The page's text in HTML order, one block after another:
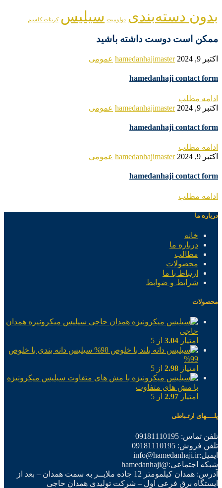
بدون دسته‌بندی دولومیت سیلیس کربنات کلسیم
ممکن است دوست داشته باشید
اکتبر 9, 2024 hamedanhajimaster عمومی
hamedanhaji contact form
ادامه مطلب
اکتبر 9, 2024
hamedanhajimaster عمومی
hamedanhaji contact form
ادامه مطلب
اکتبر 9, 2024
hamedanhajimaster عمومی
hamedanhaji contact form
ادامه مطلب
درباره ما
خانه
درباره ما
مطالب
محصولات
ارتباط با ما
شرایط و ضوابط
محصولات
سیلیس میکرونیزه همدان
حاجی
امتیاز 3.04 از 5
سیلیس دانه بندی با خلوص
99%
امتیاز 2.98 از 5
سیلیس میکرونیزه
با مش های متفاوت
امتیاز 2.97 از 5
پلــــهای ارتـباطی
تلفن تماس: 09181110195
تلفن فروش: 09181110195
ایمیل:info@hamedanhaji.ir
شبکه اجتماعی:@hamedanhaji
آدرس: همدان کیلمومتر 12 جاده ملایــر به سمت همدان – بعد از
ایستگاه برق فرعی اول – شرکت تولیدی همدان حاجی